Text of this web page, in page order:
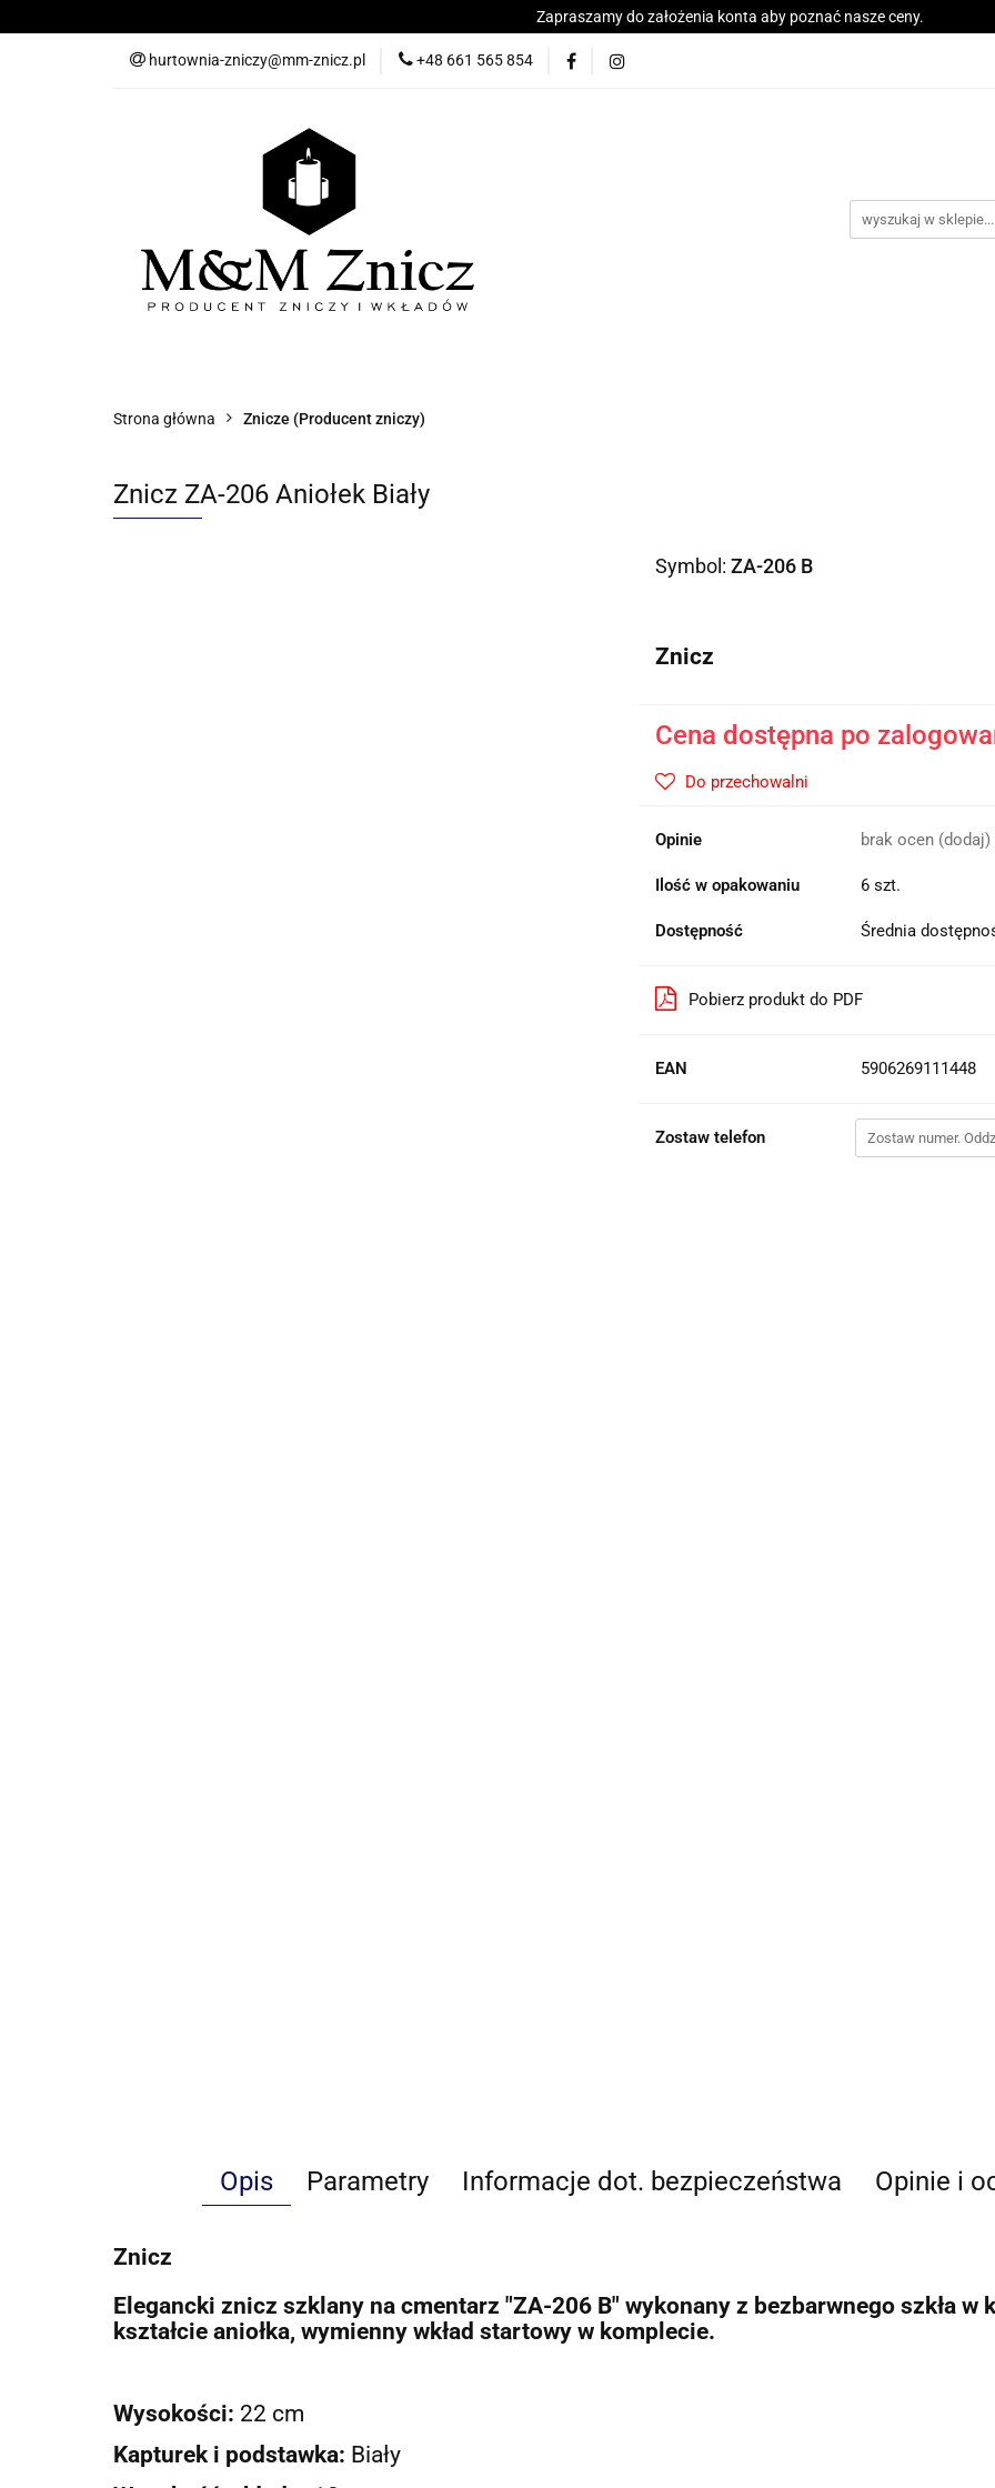
Zapraszamy do założenia konta aby poznać nasze ceny.
hurtownia-zniczy@mm-znicz.pl +48 661 565 854
Akcesoria Bestsellery
Wszystkie produkty Znicze Wkłady do zniczy Wkłady LED
Strona główna Znicze (Producent zniczy)
Znicz ZA-206 Aniołek Biały
Symbol: ZA-206 B
Znicz
Cena dostępna po
Do przechowalni
Opinie brak ocen (dodaj)
Ilość w opakowaniu 6 szt.
Dostępność Średnia
Pobierz produkt do PDF
EAN 5906269111448
Zostaw telefon
Opis Parametry Informacje dot. bezpieczeństwa Opinie i
Znicz
Elegancki znicz szklany na cmentarz "ZA-206 B" wykonany z bezbarwnego szkła w
kształcie aniołka, wymienny wkład startowy w komplecie.
Wysokości: 22 cm
Kapturek i podstawka: Biały